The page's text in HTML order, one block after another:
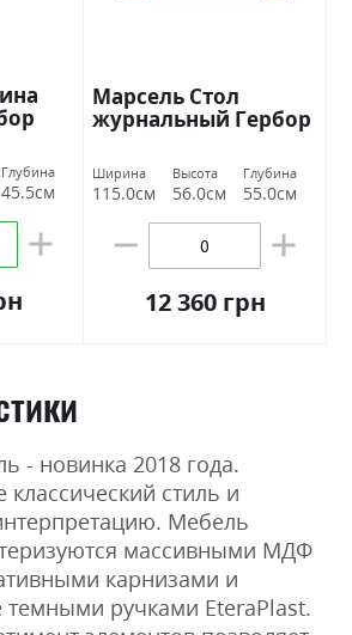
Глубина
45.5см
Марсель Стол
журнальный Гербор
Ширина
115.0см
Высота
56.0см
Глубина
55.0см
12 360 грн
- новинка 2018 года.
классический стиль и
Мебель
массивными МДФ
карнизами и
темными ручками EteraPlast.